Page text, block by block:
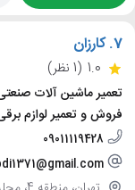
7. کارزان
1.0 (1 نظر)
تعمیر ماشین آلات
فروش و تعمیر لوازم
09011119428